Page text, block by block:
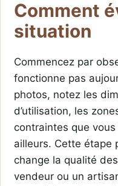
Comment
situation
Commencez par
fonctionne pas
photos, notez les
d’utilisation, les
contraintes que
ailleurs. Cette étape
change la qualité
vendeur ou un